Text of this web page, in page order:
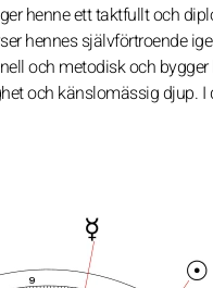
henne ett taktfullt och
hennes självförtroende
och metodisk och
och känslomässig djup.